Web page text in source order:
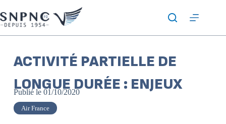
ACTIVITÉ PARTIELLE DE
LONGUE DURÉE : ENJEUX
Publié le 01/10/2020
Air France